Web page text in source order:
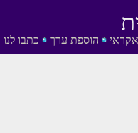
הוספת ערך כתבו לנו